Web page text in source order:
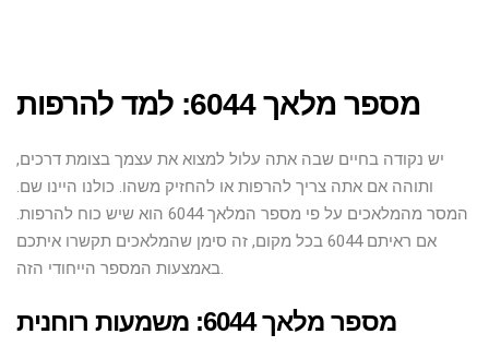
מספר מלאך 6044: למד להרפות
יש נקודה בחיים שבה אתה עלול למצוא את עצמך בצומת דרכים,
ותוהה אם אתה צריך להרפות או להחזיק משהו. כולנו היינו שם.
המסר מהמלאכים על פי מספר המלאך 6044 הוא שיש כוח להרפות.
אם ראיתם 6044 בכל מקום, זה סימן שהמלאכים תקשרו איתכם
באמצעות המספר הייחודי הזה.
מספר מלאך 6044: משמעות רוחנית